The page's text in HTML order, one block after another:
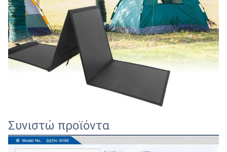
Συνιστώ προϊόντα